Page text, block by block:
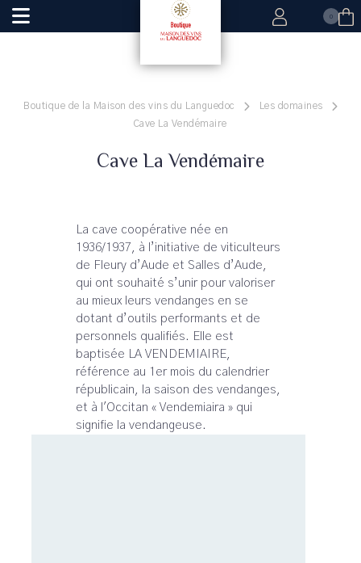
0
Boutique de la Maison des vins du Languedoc
Les domaines
Cave La Vendémaire
Cave La Vendémaire
La cave coopérative née en
1936/1937, à l’initiative de viticulteurs
de Fleury d’Aude et Salles d’Aude,
qui ont souhaité s’unir pour valoriser
au mieux leurs vendanges en se
dotant d’outils performants et de
personnels qualifiés. Elle est
baptisée LA VENDEMIAIRE,
référence au 1er mois du calendrier
républicain, la saison des vendanges,
et à l'Occitan « Vendemiaira » qui
signifie la vendangeuse.